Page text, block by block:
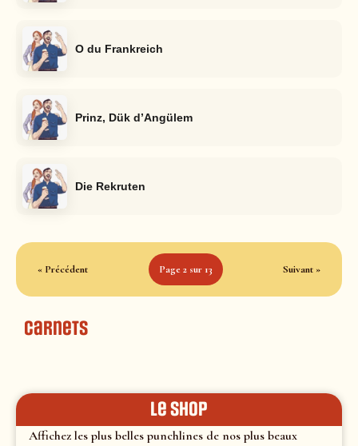
O du Frankreich
Prinz, Dük d’Angülem
Die Rekruten
« Précédent Page 2 sur 13 Suivant »
Carnets
le shop
Affichez les plus belles punchlines de nos plus beaux